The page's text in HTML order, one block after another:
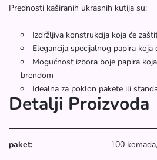
Prednosti kaširanih ukrasnih kutija su:
Izdržljiva konstrukcija koja će
Elegancija specijalnog papira
Mogućnost izbora boje papira
brendom
Idealna za poklon pakete ili
Detalji Proizvoda
paket: 100